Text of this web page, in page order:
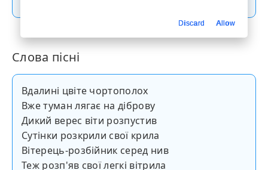
Слова пісні
Вдалині цвіте чортополох
Вже туман лягає на діброву
Дикий верес віти розпустив
Сутінки розкрили свої крила
Вітерець-розбійник серед нив
Теж розп'яв свої легкі вітрила
Discard Allow